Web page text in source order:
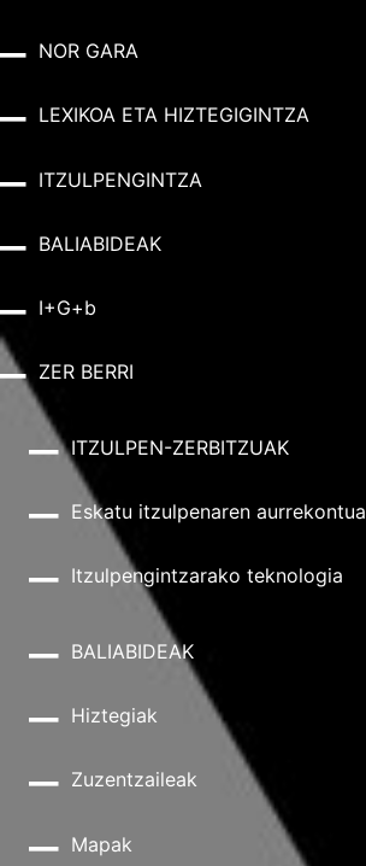
NOR GARA
LEXIKOA ETA HIZTEGIGINTZA
ITZULPENGINTZA
BALIABIDEAK
I+G+b
ZER BERRI
ITZULPEN-ZERBITZUAK
Eskatu itzulpenaren aurrekontua
Itzulpengintzarako teknologia
BALIABIDEAK
Hiztegiak
Zuzentzaileak
Mapak